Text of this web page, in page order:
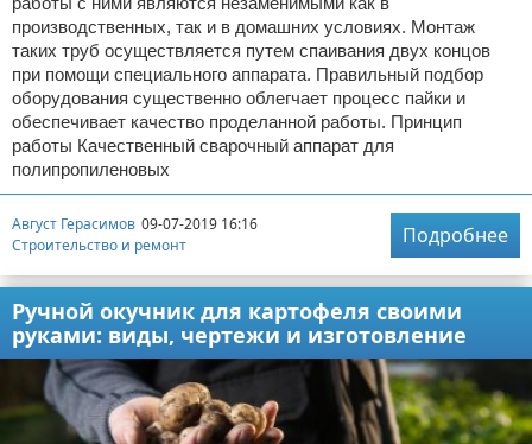
производственных, так и в домашних условиях. Монтаж
таких труб осуществляется путем спаивания двух концов
при помощи специального аппарата. Правильный подбор
оборудования существенно облегчает процесс пайки и
обеспечивает качество проделанной работы. Принцип
работы Качественный сварочный аппарат для
полипропиленовых
Август Герасимов 09-07-2019 16:16
Строительство и ремонт
Подробнее
Ручной окучник для картофеля своими
руками: виды, чертежи и изготовление